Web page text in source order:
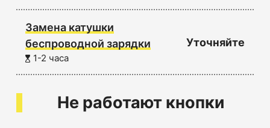
Замена катушки
беспроводной зарядки
1-2 часа
Уточняйте
Не работают кнопки